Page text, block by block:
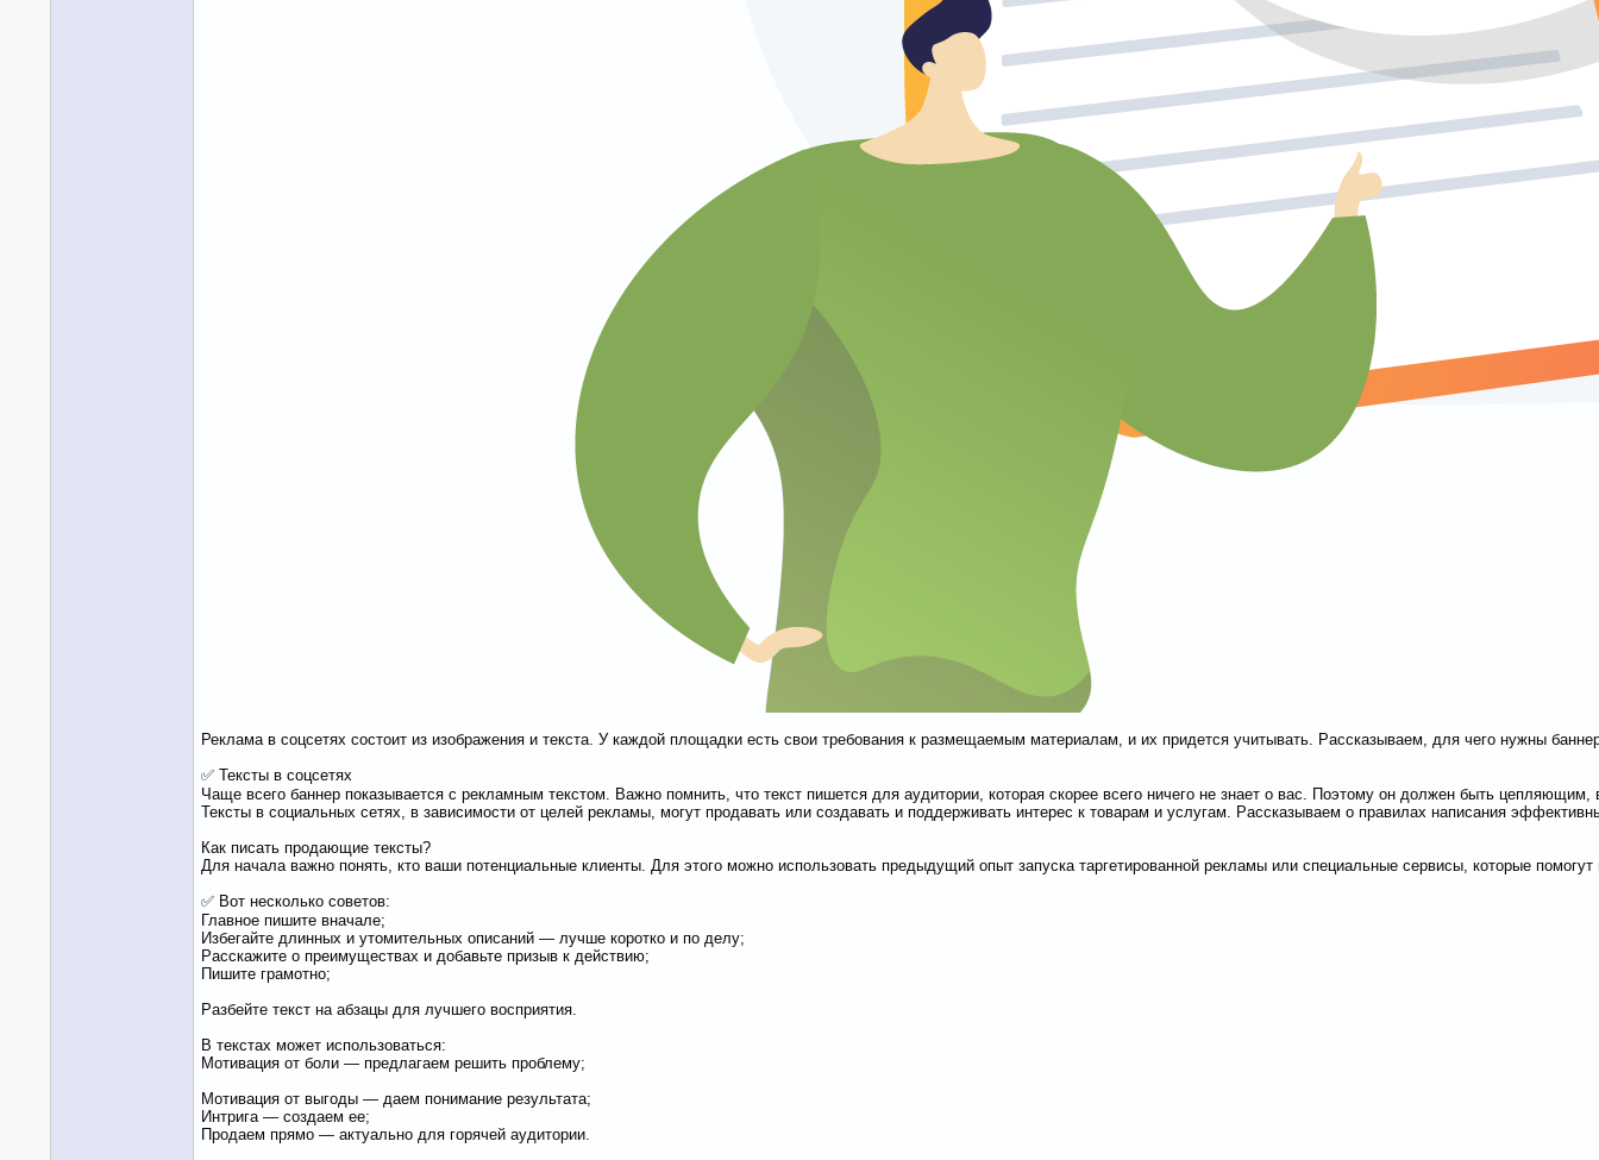
Реклама в соцсетях состоит из изображения и текста. У каждой площадки есть свои требования к размещаемым материалам, и их придется учитывать. Рассказываем, для чего нужны
✅ Тексты в соцсетях
Чаще всего баннер показывается с рекламным текстом. Важно помнить, что текст пишется для аудитории, которая скорее всего ничего не знает о вас. Поэтому он должен быть цепляющим,
Тексты в социальных сетях, в зависимости от целей рекламы, могут продавать или создавать и поддерживать интерес к товарам и услугам. Рассказываем о правилах написания
Как писать продающие тексты?
Для начала важно понять, кто ваши потенциальные клиенты. Для этого можно использовать предыдущий опыт запуска таргетированной рекламы или специальные сервисы, которые
✅ Вот несколько советов:
Главное пишите вначале;
Избегайте длинных и утомительных описаний — лучше коротко и по делу;
Расскажите о преимуществах и добавьте призыв к действию;
Пишите грамотно;
Разбейте текст на абзацы для лучшего восприятия.
В текстах может использоваться:
Мотивация от боли — предлагаем решить проблему;
Мотивация от выгоды — даем понимание результата;
Интрига — создаем ее;
Продаем прямо — актуально для горячей аудитории.